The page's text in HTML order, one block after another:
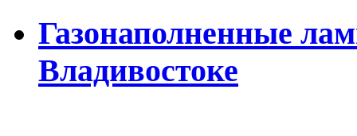
Газонаполненные
Владивостоке